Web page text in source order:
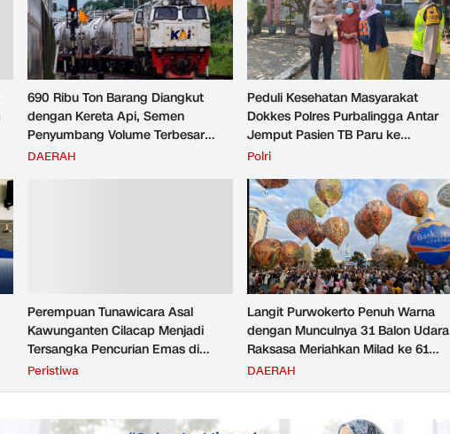
690 Ribu Ton Barang Diangkut
dengan Kereta Api, Semen
Penyumbang Volume Terbesar
Angkutan Barang KAI Daop 5
DAERAH
Peduli Kesehatan Masyarakat
Dokkes Polres Purbalingga Antar
Jemput Pasien TB Paru ke
Puskesmas
Polri
Perempuan Tunawicara Asal
Kawunganten Cilacap Menjadi
Tersangka Pencurian Emas di
Purbalingga
Peristiwa
Langit Purwokerto Penuh Warna
dengan Munculnya 31 Balon Udara
Raksasa Meriahkan Milad ke 61
UMP Sedot Ribuan Warga
DAERAH